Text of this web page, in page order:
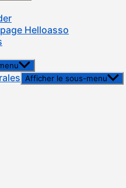
Helloasso
Afficher le sous-menu